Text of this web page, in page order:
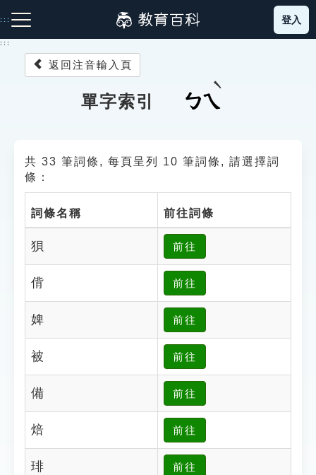
到
主
:::
部首索引表圖示
網站導覽
生字詞彙表
成語故事
索引選單
知識索引
生命大百科索引
遊戲專區
登入
:::
返回注音輸入頁
單字索引 ㄅㄟ
共 33 筆詞條, 每頁呈列 10 筆詞條, 請選擇詞
條：
詞條名稱 前往詞條
狽 前往
偝 前往
婢 前往
被 前往
備 前往
焙 前往
琲 前往